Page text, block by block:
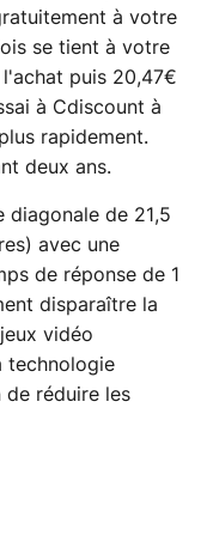
à votre
se tient à votre
puis 20,47€
à Cdiscount à
rapidement.
deux ans.
diagonale de 21,5
avec une
de réponse de 1
disparaître la
vidéo
technologie
de réduire les